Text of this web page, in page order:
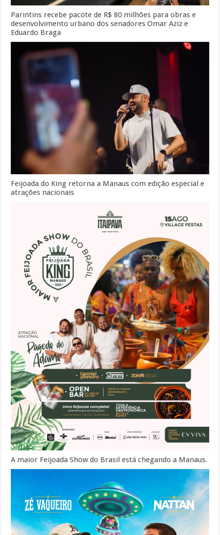
Parintins recebe pacote de R$ 80 milhões para obras e
desenvolvimento urbano dos senadores Omar Aziz e
Eduardo Braga
Feijoada do King retorna a Manaus com edição especial e
atrações nacionais
A maior Feijoada Show do Brasil está chegando a Manaus.